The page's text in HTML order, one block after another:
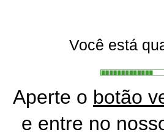
Você está
Aperte o botão
e entre no